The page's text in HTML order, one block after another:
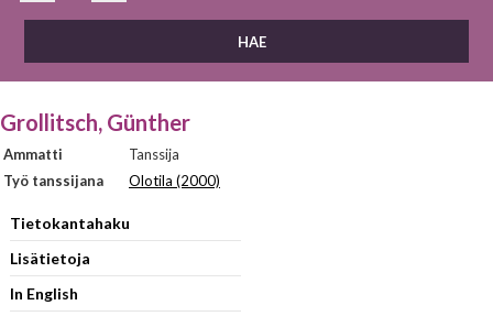
Grollitsch, Günther
Ammatti
Tanssija
Työ tanssijana
Olotila (2000)
Tietokantahaku
Lisätietoja
In English